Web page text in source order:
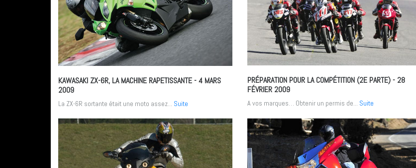
KAWASAKI ZX-6R, LA MACHINE RAPETISSANTE- 4 MARS
2009
La ZX-6R sortante était une moto assez... Suite
PRÉPARATION POUR LA COMPÉTITION (2E PARTE)- 28
FÉVRIER 2009
A vos marques… Obtenir un permis de... Suite